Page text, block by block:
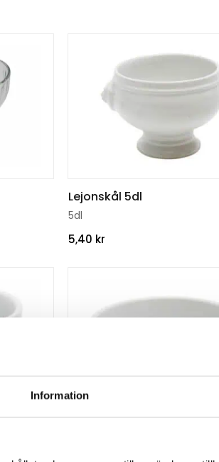
Information
till förrätten eller en glasscoupe
Lejonskål 5dl
5dl
5,40 kr